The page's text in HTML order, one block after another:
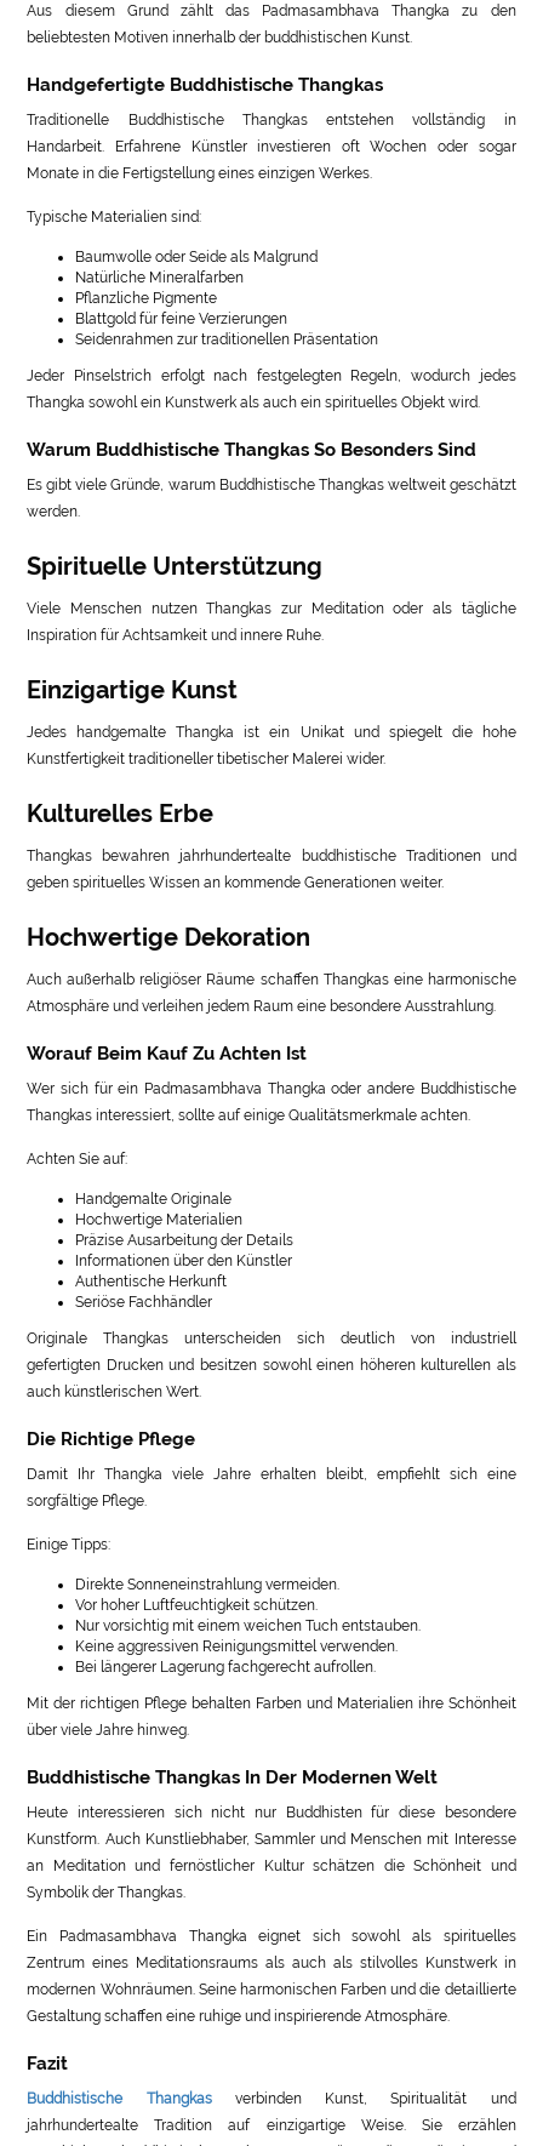
Aus diesem Grund zählt das Padmasambhava Thangka zu den
beliebtesten Motiven innerhalb der buddhistischen Kunst.
Handgefertigte Buddhistische Thangkas
Traditionelle Buddhistische Thangkas entstehen vollständig in
Handarbeit. Erfahrene Künstler investieren oft Wochen oder sogar
Monate in die Fertigstellung eines einzigen Werkes.
Typische Materialien sind:
Baumwolle oder Seide als Malgrund
Natürliche Mineralfarben
Pflanzliche Pigmente
Blattgold für feine Verzierungen
Seidenrahmen zur traditionellen Präsentation
Jeder Pinselstrich erfolgt nach festgelegten Regeln, wodurch jedes
Thangka sowohl ein Kunstwerk als auch ein spirituelles Objekt wird.
Warum Buddhistische Thangkas So Besonders Sind
Es gibt viele Gründe, warum Buddhistische Thangkas weltweit geschätzt
werden.
Spirituelle Unterstützung
Viele Menschen nutzen Thangkas zur Meditation oder als tägliche
Inspiration für Achtsamkeit und innere Ruhe.
Einzigartige Kunst
Jedes handgemalte Thangka ist ein Unikat und spiegelt die hohe
Kunstfertigkeit traditioneller tibetischer Malerei wider.
Kulturelles Erbe
Thangkas bewahren jahrhundertealte buddhistische Traditionen und
geben spirituelles Wissen an kommende Generationen weiter.
Hochwertige Dekoration
Auch außerhalb religiöser Räume schaffen Thangkas eine harmonische
Atmosphäre und verleihen jedem Raum eine besondere Ausstrahlung.
Worauf Beim Kauf Zu Achten Ist
Wer sich für ein Padmasambhava Thangka oder andere Buddhistische
Thangkas interessiert, sollte auf einige Qualitätsmerkmale achten.
Achten Sie auf:
Handgemalte Originale
Hochwertige Materialien
Präzise Ausarbeitung der Details
Informationen über den Künstler
Authentische Herkunft
Seriöse Fachhändler
Originale Thangkas unterscheiden sich deutlich von industriell
gefertigten Drucken und besitzen sowohl einen höheren kulturellen als
auch künstlerischen Wert.
Die Richtige Pflege
Damit Ihr Thangka viele Jahre erhalten bleibt, empfiehlt sich eine
sorgfältige Pflege.
Einige Tipps:
Direkte Sonneneinstrahlung vermeiden.
Vor hoher Luftfeuchtigkeit schützen.
Nur vorsichtig mit einem weichen Tuch entstauben.
Keine aggressiven Reinigungsmittel verwenden.
Bei längerer Lagerung fachgerecht aufrollen.
Mit der richtigen Pflege behalten Farben und Materialien ihre Schönheit
über viele Jahre hinweg.
Buddhistische Thangkas In Der Modernen Welt
Heute interessieren sich nicht nur Buddhisten für diese besondere
Kunstform. Auch Kunstliebhaber, Sammler und Menschen mit Interesse
an Meditation und fernöstlicher Kultur schätzen die Schönheit und
Symbolik der Thangkas.
Ein Padmasambhava Thangka eignet sich sowohl als spirituelles
Zentrum eines Meditationsraums als auch als stilvolles Kunstwerk in
modernen Wohnräumen. Seine harmonischen Farben und die detaillierte
Gestaltung schaffen eine ruhige und inspirierende Atmosphäre.
Fazit
Buddhistische Thangkas
verbinden Kunst, Spiritualität und
jahrhundertealte Tradition auf einzigartige Weise. Sie erzählen